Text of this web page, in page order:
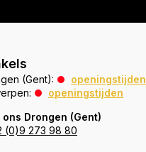
(Gent):
openingstijden
openingstijden
ons Drongen (Gent)
(0)9 273 98 80